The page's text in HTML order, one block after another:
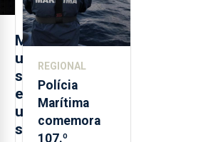
M
u
s
e
u
s
REGIONAL
Polícia
Marítima
comemora
107.º